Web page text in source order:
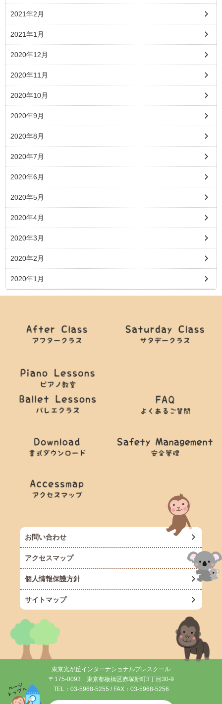
2021年2月
2021年1月
2020年12月
2020年11月
2020年10月
2020年9月
2020年8月
2020年7月
2020年6月
2020年5月
2020年4月
2020年3月
2020年2月
2020年1月
お問い合わせ
アクセスマップ
個人情報保護方針
サイトマップ
東京光が丘インターナショナルプレスクール
〒175-0093 東京都板橋区赤塚新町3丁目30-9
TEL： 03-5968-5255 / FAX：03-5968-5256